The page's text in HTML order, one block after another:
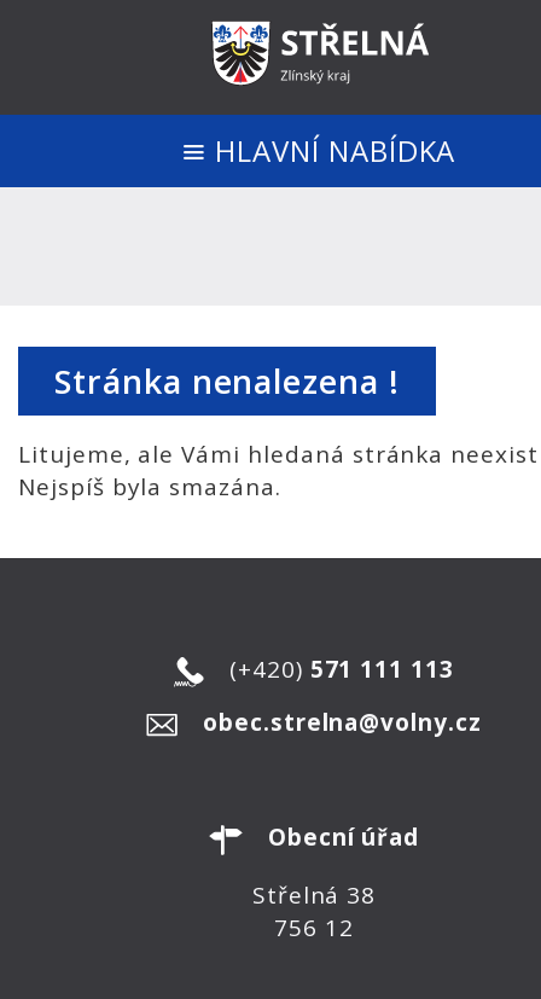
HLAVNÍ NABÍDKA
Stránka nenalezena !
Litujeme, ale Vámi hledaná stránka
Nejspíš byla smazána.
(+420) 571 111 113
obec.strelna@volny.cz
Obecní úřad
Střelná 38
756 12